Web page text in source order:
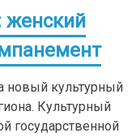
женский
новый культурный
Культурный
государственной